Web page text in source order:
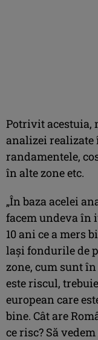
Potrivit acestuia,
analizei
randamentele,
în alte zone etc.
„În baza acelei
facem undeva în
10 ani ce a mers
laşi fondurile de
zone, cum sunt în
este riscul,
european care
bine. Cât are
ce risc? Să